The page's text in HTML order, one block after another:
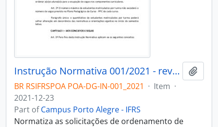
Instrução Normativa 001/2021 - revogado
BR RSIFRSPOA POA-DG-IN-001_2021 · Item ·
2021-12-23
Part ofCampus Porto Alegre - IFRS
Normatiza as solicitações de ordenamento de